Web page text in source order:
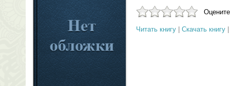
Читать книгу Скачать книгу